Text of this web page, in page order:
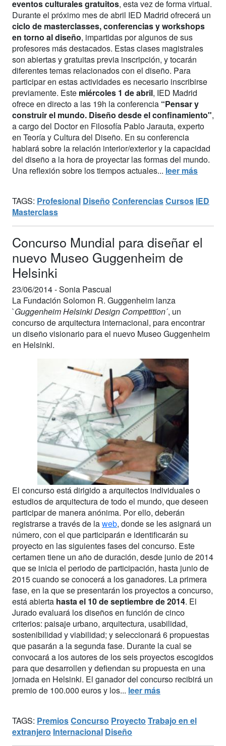
eventos culturales gratuitos, esta vez de forma virtual.
Durante el próximo mes de abril IED Madrid ofrecerá un
ciclo de masterclasses, conferencias y workshops
en torno al diseño, impartidas por algunos de sus
profesores más destacados. Estas clases magistrales
son abiertas y gratuitas previa inscripción, y tocarán
diferentes temas relacionados con el diseño. Para
participar en estas actividades es necesario inscribirse
previamente. Este miércoles 1 de abril, IED Madrid
ofrece en directo a las 19h la conferencia “Pensar y
construir el mundo. Diseño desde el confinamiento",
a cargo del Doctor en Filosofía Pablo Jarauta, experto
en Teoría y Cultura del Diseño. En su conferencia
hablará sobre la relación interior/exterior y la capacidad
del diseño a la hora de proyectar las formas del mundo.
Una reflexión sobre los tiempos actuales... leer más
TAGS: Profesional Diseño ConferenciasCursos IED
Masterclass
Concurso Mundial para diseñar el
nuevo Museo Guggenheim de
Helsinki
23/06/2014 -Sonia Pascual
La Fundación Solomon R. Guggenheim lanza
`Guggenheim Helsinki Design Competition´, un
concurso de arquitectura internacional, para encontrar
un diseño visionario para el nuevo Museo Guggenheim
en Helsinki.
El concurso está dirigido a arquitectos individuales o
estudios de arquitectura de todo el mundo, que deseen
participar de manera anónima. Por ello, deberán
registrarse a través de laweb, donde se les asignará un
número, con el que participarán e identificarán su
proyecto en las siguientes fases del concurso. Este
certamen tiene un año de duración, desde junio de 2014
que se inicia el periodo de participación, hasta junio de
2015 cuando se conocerá a los ganadores. La primera
fase, en la que se presentarán los proyectos a concurso,
está abierta hasta el 10 de septiembre de 2014. El
Jurado evaluará los diseños en función de cinco
criterios: paisaje urbano, arquitectura, usabilidad,
sostenibilidad y viabilidad; y seleccionará 6 propuestas
que pasarán a la segunda fase. Durante la cual se
convocará a los autores de los seis proyectos escogidos
para que desarrollen y defiendan su propuesta en una
jornada en Helsinki. El ganador del concurso recibirá un
premio de 100.000 euros y los... leer más
TAGS: PremiosConcurso Proyecto Trabajo en el
extranjero Internacional Diseño